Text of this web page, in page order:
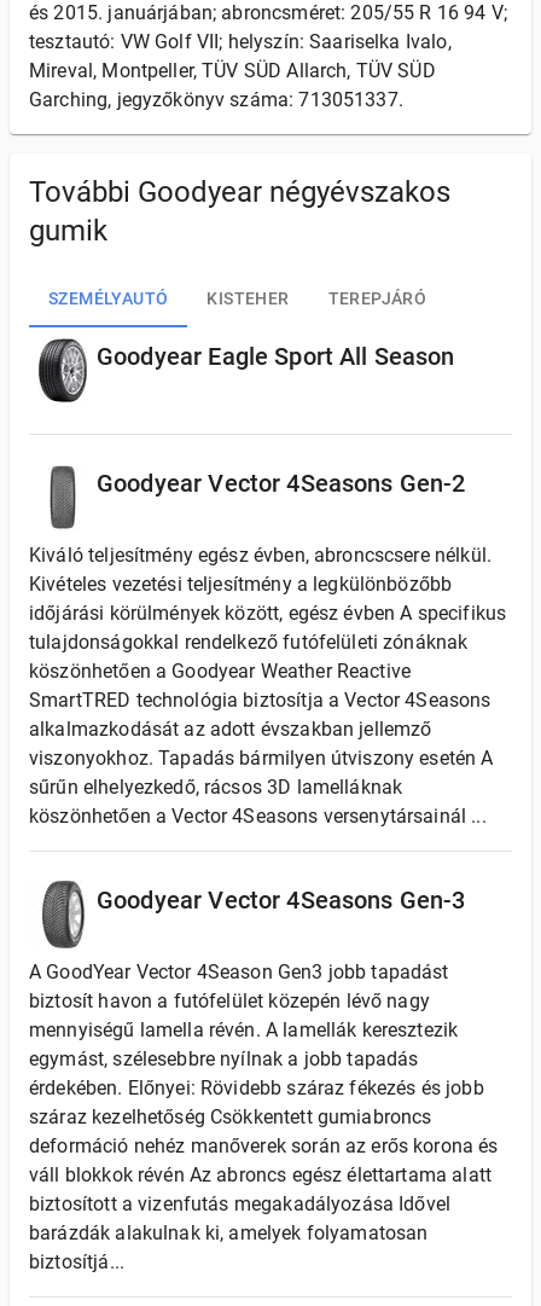
és 2015. januárjában; abroncsméret: 205/55 R 16 94 V;
tesztautó: VW Golf VII; helyszín: Saariselka Ivalo,
Mireval, Montpeller, TÜV SÜD Allarch, TÜV SÜD
Garching, jegyzőkönyv száma: 713051337.
További Goodyear négyévszakos
gumik
SZEMÉLYAUTÓ KISTEHER TEREPJÁRÓ
Goodyear Eagle Sport All Season
Goodyear Vector 4Seasons Gen-2
Kiváló teljesítmény egész évben, abroncscsere nélkül.
Kivételes vezetési teljesítmény a legkülönbözőbb
időjárási körülmények között, egész évben A specifikus
tulajdonságokkal rendelkező futófelületi zónáknak
köszönhetően a Goodyear Weather Reactive
SmartTRED technológia biztosítja a Vector 4Seasons
alkalmazkodását az adott évszakban jellemző
viszonyokhoz. Tapadás bármilyen útviszony esetén A
sűrűn elhelyezkedő, rácsos 3D lamelláknak
köszönhetően a Vector 4Seasons versenytársainál ...
Goodyear Vector 4Seasons Gen-3
A GoodYear Vector 4Season Gen3 jobb tapadást
biztosít havon a futófelület közepén lévő nagy
mennyiségű lamella révén. A lamellák keresztezik
egymást, szélesebbre nyílnak a jobb tapadás
érdekében. Előnyei: Rövidebb száraz fékezés és jobb
száraz kezelhetőség Csökkentett gumiabroncs
deformáció nehéz manőverek során az erős korona és
váll blokkok révén Az abroncs egész élettartama alatt
biztosított a vizenfutás megakadályozása Idővel
barázdák alakulnak ki, amelyek folyamatosan
biztosítjá...